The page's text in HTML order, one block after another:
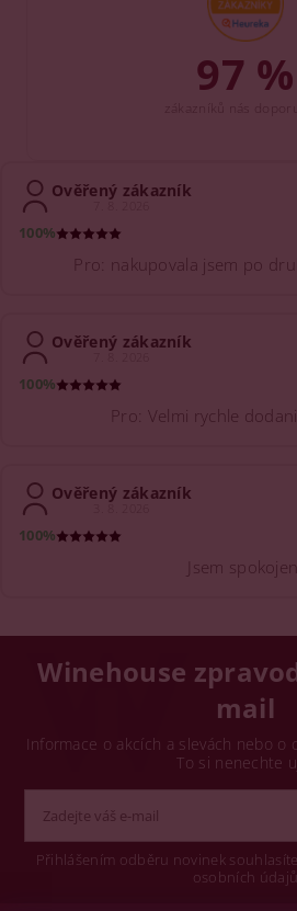
97 %
Ověřený zákazník
7. 8. 2026
100%
Pro: nakupovala jsem po
Ověřený zákazník
7. 8. 2026
100%
Pro: Velmi rychle
Ověřený zákazník
3. 8. 2026
100%
Jsem spokojen.
Winehouse
mail
Informace o akcích a slevách nebo o
To si nenechte
Přihlášením odběru novinek
osobních údajů